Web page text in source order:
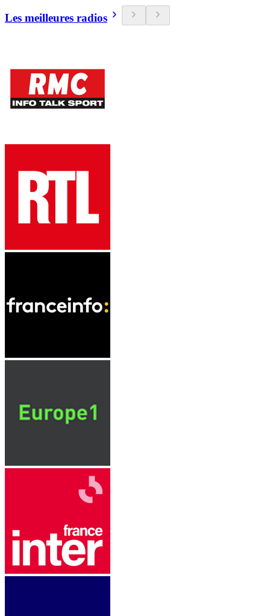
Les meilleures radios